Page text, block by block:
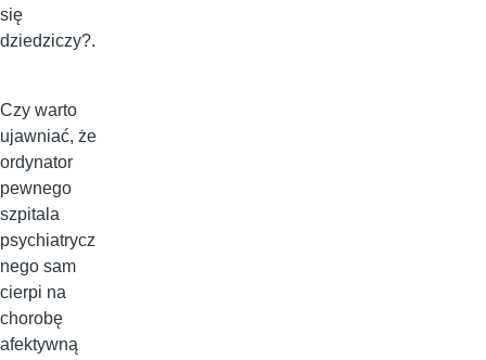
się
dziedziczy?.
Czy warto
ujawniać, że
ordynator
pewnego
szpitala
psychiatrycz
nego sam
cierpi na
chorobę
afektywną